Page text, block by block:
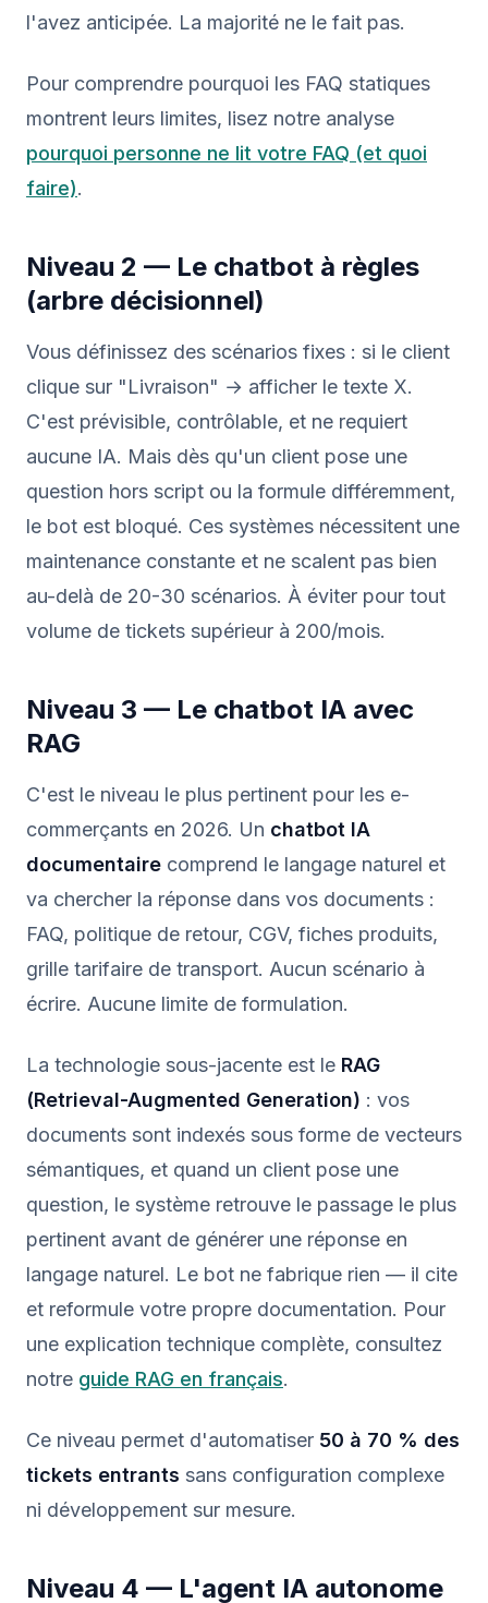
l'avez anticipée. La majorité ne le fait pas.
Pour comprendre pourquoi les FAQ statiques
montrent leurs limites, lisez notre analyse
pourquoi personne ne lit votre FAQ (et quoi
faire).
Niveau 2 — Le chatbot à règles
(arbre décisionnel)
Vous définissez des scénarios fixes : si le client
clique sur "Livraison" → afficher le texte X.
C'est prévisible, contrôlable, et ne requiert
aucune IA. Mais dès qu'un client pose une
question hors script ou la formule différemment,
le bot est bloqué. Ces systèmes nécessitent une
maintenance constante et ne scalent pas bien
au-delà de 20-30 scénarios. À éviter pour tout
volume de tickets supérieur à 200/mois.
Niveau 3 — Le chatbot IA avec
RAG
C'est le niveau le plus pertinent pour les e-
commerçants en 2026. Un chatbot IA
documentaire comprend le langage naturel et
va chercher la réponse dans vos documents :
FAQ, politique de retour, CGV, fiches produits,
grille tarifaire de transport. Aucun scénario à
écrire. Aucune limite de formulation.
La technologie sous-jacente est le RAG
(Retrieval-Augmented Generation) : vos
documents sont indexés sous forme de vecteurs
sémantiques, et quand un client pose une
question, le système retrouve le passage le plus
pertinent avant de générer une réponse en
langage naturel. Le bot ne fabrique rien — il cite
et reformule votre propre documentation. Pour
une explication technique complète, consultez
notre guide RAG en français.
Ce niveau permet d'automatiser 50 à 70 % des
tickets entrants sans configuration complexe
ni développement sur mesure.
Niveau 4 — L'agent IA autonome